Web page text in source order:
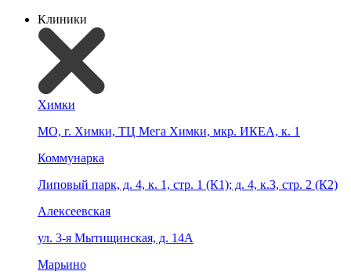
Клиники
Химки
МО, г. Химки, ТЦ Мега Химки, мкр. ИКЕА, к. 1
Коммунарка
Липовый парк, д. 4, к. 1, стр. 1 (К1); д. 4, к.3, стр. 2 (К2)
Алексеевская
ул. 3-я Мытищинская, д. 14А
Марьино